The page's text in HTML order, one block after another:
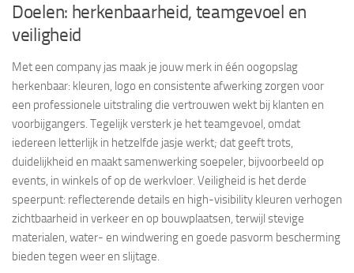
Doelen: herkenbaarheid, teamgevoel en
veiligheid
Met een company jas maak je jouw merk in één oogopslag
herkenbaar: kleuren, logo en consistente afwerking zorgen voor
een professionele uitstraling die vertrouwen wekt bij klanten en
voorbijgangers. Tegelijk versterk je het teamgevoel, omdat
iedereen letterlijk in hetzelfde jasje werkt; dat geeft trots,
duidelijkheid en maakt samenwerking soepeler, bijvoorbeeld op
events, in winkels of op de werkvloer. Veiligheid is het derde
speerpunt: reflecterende details en high-visibility kleuren verhogen
zichtbaarheid in verkeer en op bouwplaatsen, terwijl stevige
materialen, water- en windwering en goede pasvorm bescherming
bieden tegen weer en slijtage.